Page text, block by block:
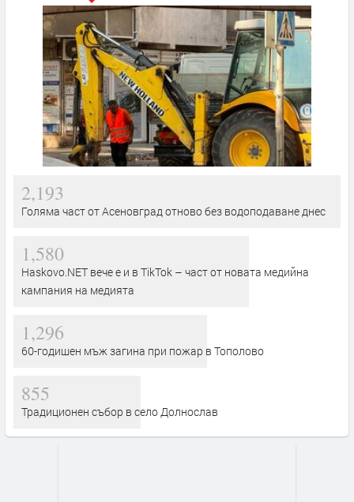
2,193
Голяма част от Асеновград отново без водоподаване днес
1,580
Haskovo.NET вече е и в TikTok – част от новата медийна
кампания на медията
1,296
60-годишен мъж загина при пожар в Тополово
855
Традиционен събор в село Долнослав